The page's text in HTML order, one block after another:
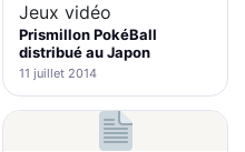
Jeux vidéo
Prismillon PokéBall
distribué au Japon
11 juillet 2014